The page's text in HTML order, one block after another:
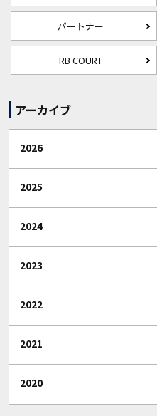
パートナー
RB COURT
アーカイブ
2026
2025
2024
2023
2022
2021
2020